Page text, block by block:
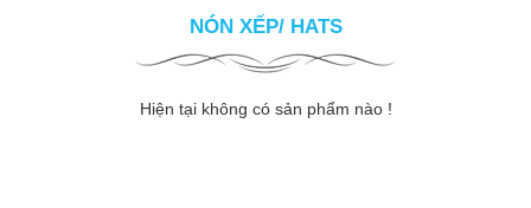
NÓN XẾP/ HATS
Hiện tại không có sản phẩm nào !